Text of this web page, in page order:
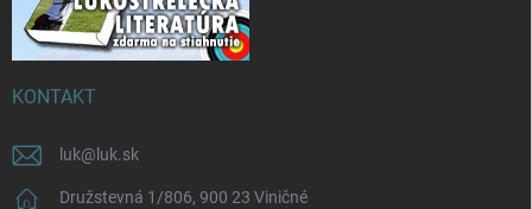
KONTAKT
luk@ luk.sk
Družstevná 1/806, 900 23 Viničné